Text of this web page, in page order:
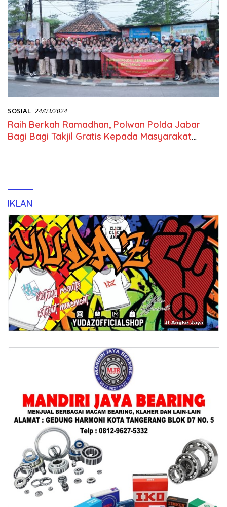
SOSIAL 24/03/2024
Raih Berkah Ramadhan, Polwan Polda Jabar
Bagi Bagi Takjil Gratis Kepada Masyarakat
IKLAN